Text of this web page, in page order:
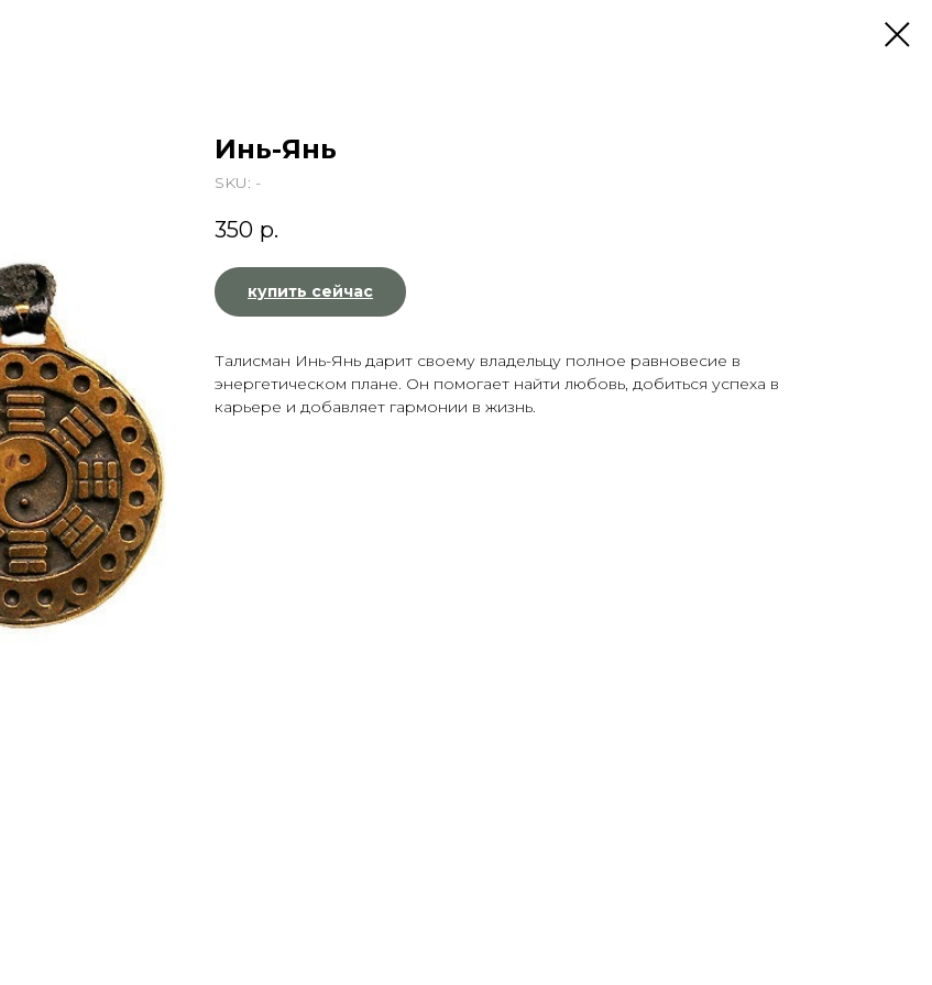
Инь-Янь
SKU: -
350 р.
купить сейчас
Талисман Инь-Янь дарит своему владельцу полное равновесие в
энергетическом плане. Он помогает найти любовь, добиться успеха в
карьере и добавляет гармонии в жизнь.